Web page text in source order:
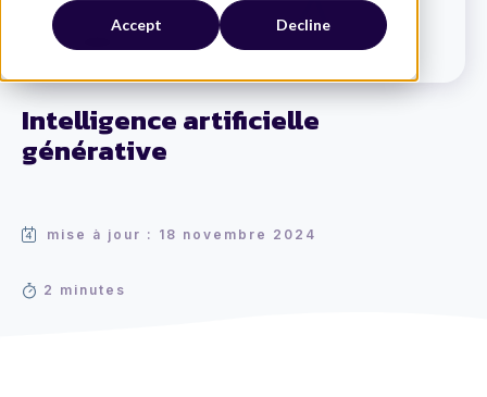
Accept Decline
Intelligence artificielle
générative
mise à jour : 18 novembre 2024
2 minutes